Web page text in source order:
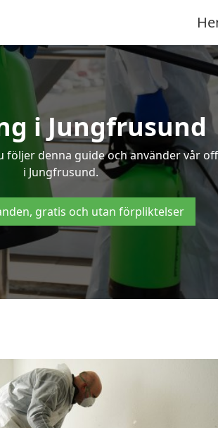
i Jungfrusund
denna guide och använder vår
i Jungfrusund.
gratis och utan förpliktelser